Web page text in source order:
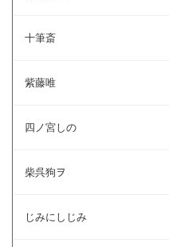
十筆斎
紫藤唯
四ノ宮しの
柴呉狗ヲ
じみにしじみ